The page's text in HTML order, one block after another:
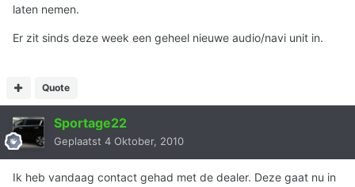
laten nemen.
Er zit sinds deze week een geheel nieuwe audio/navi unit in.
Quote
Sportage22
Geplaatst 4 Oktober, 2010
Ik heb vandaag contact gehad met de dealer. Deze gaat nu in